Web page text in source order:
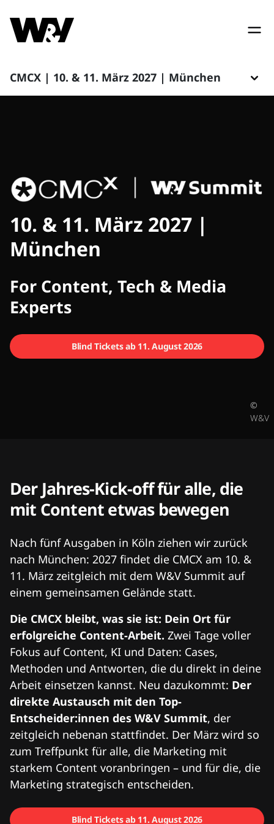
CMCX | 10. & 11. März 2027 | München
CMCX
10. & 11. März 2027 |
München
For Content, Tech & Media
Experts
Blind Tickets ab 11. August 2026
©
W&V
Der Jahres-Kick-off für alle, die
mit Content etwas bewegen
Nach fünf Ausgaben in Köln ziehen wir zurück
nach München: 2027 findet die CMCX am 10. &
11. März zeitgleich mit dem W&V Summit auf
einem gemeinsamen Gelände statt.
Die CMCX bleibt, was sie ist: Dein Ort für
erfolgreiche Content-Arbeit. Zwei Tage voller
Fokus auf Content, KI und Daten: Cases,
Methoden und Antworten, die du direkt in deine
Arbeit einsetzen kannst. Neu dazukommt: Der
direkte Austausch mit den Top-
Entscheider:innen des W&V Summit, der
zeitgleich nebenan stattfindet. Der März wird so
zum Treffpunkt für alle, die Marketing mit
starkem Content voranbringen – und für die, die
Marketing strategisch entscheiden.
Blind Tickets ab 11. August 2026